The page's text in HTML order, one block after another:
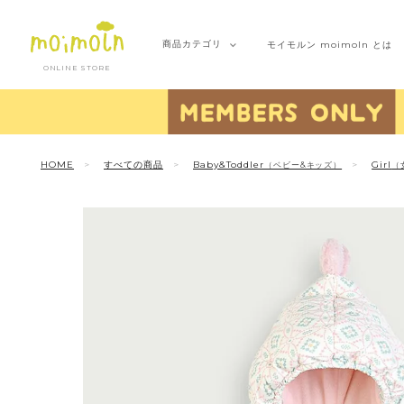
ONLINE STORE
商品カテゴリ モイモルン moimoln とは
HOME すべての商品 Baby&Toddler （ベビー&キッズ） Girl